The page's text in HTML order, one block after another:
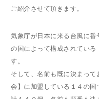
ご紹介させて頂きます。
気象庁が日本に来る台風に番
の国によって構成されてい
す。
そして、名前も既に決まっ
会】に加盟している１４の